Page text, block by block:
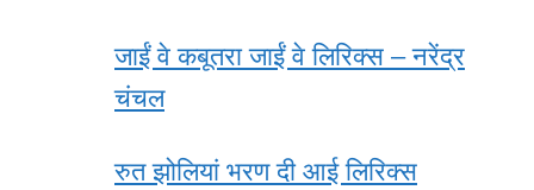
जाईं वे कबूतरा जाईं वे लिरिक्स – नरेंद्र
चंचल
रुत झोलियां भरण दी आई लिरिक्स